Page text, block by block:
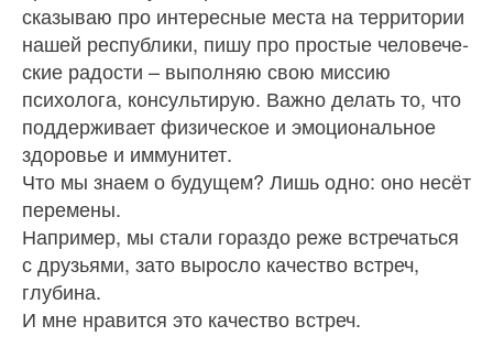
сказываю про интересные места на территории
нашей республики, пишу про простые человече­
ские радости – выполняю свою миссию
психоло­га, консультирую. Важно делать то, что
поддер­живает физическое и эмоциональное
здоровье и иммунитет.
Что мы знаем о будущем? Лишь одно: оно несёт
перемены.
Например, мы стали гораздо реже встречать­ся
с друзьями, зато выросло качество встреч,
глубина.
И мне нравится это качество встреч.